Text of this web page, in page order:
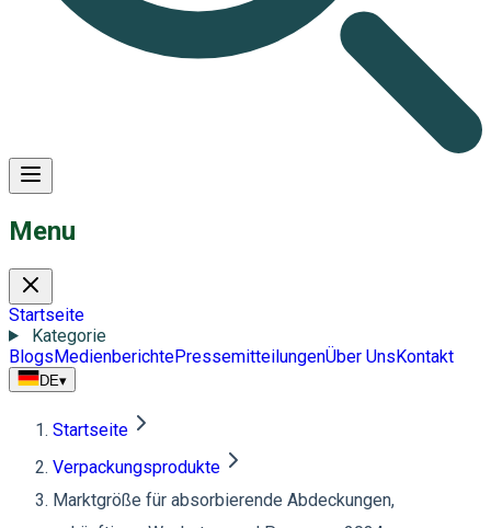
Menu
Startseite
Kategorie
BlogsMedienberichtePressemitteilungenÜber UnsKontakt
DE▾
Startseite
Verpackungsprodukte
Marktgröße für absorbierende Abdeckungen,